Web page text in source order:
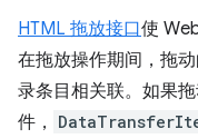
HTML 拖放接口使
在拖放操作期间，拖
录条目相关联。如果
件，